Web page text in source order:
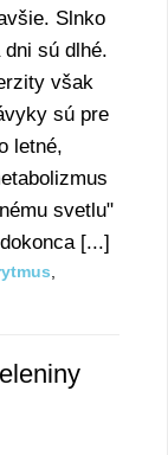
Slnko
sú dlhé.
však
sú pre
letné,
svetlu"
[...]
,